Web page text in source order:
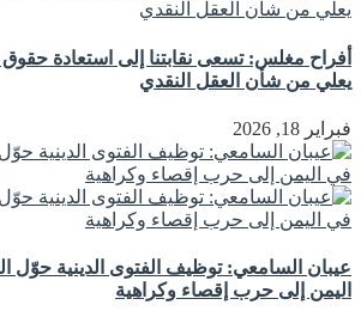
أفراح مغلس: تسعى نقابتنا إلى استعادة حقوق
يعلي من شأن العقل النقدي
فبراير 18, 2026
عيبان السامعي: توظيف الفتوى الدينية حوّل
اليمن إلى حرب إقصاء وكراهية